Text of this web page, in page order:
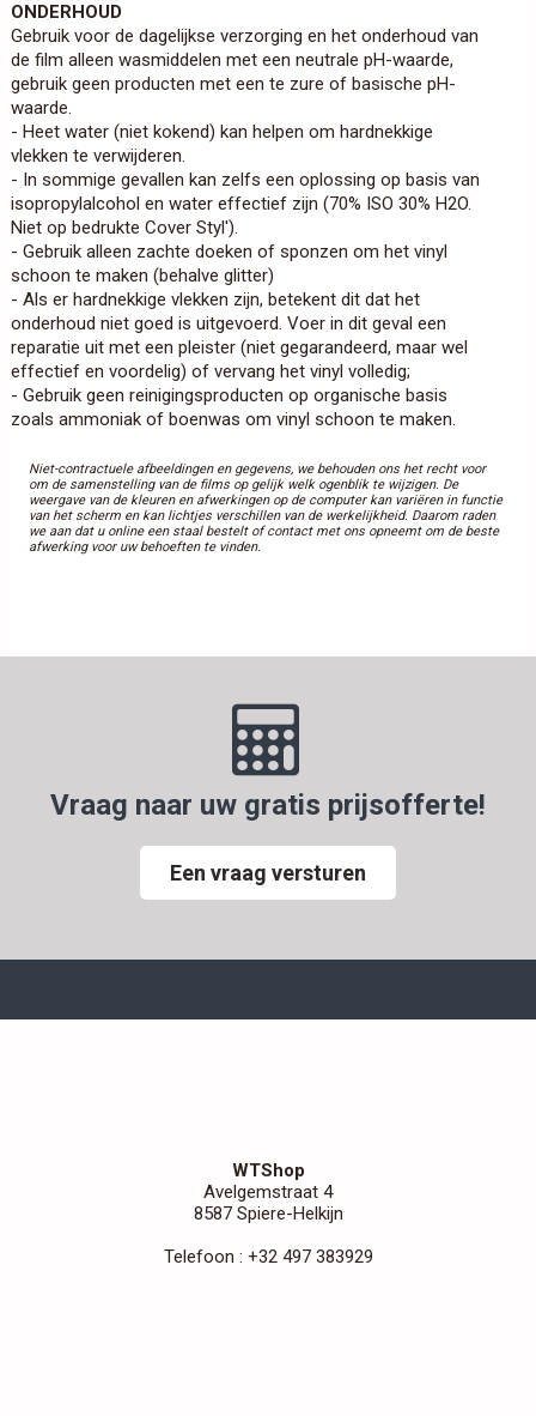
ONDERHOUD
Gebruik voor de dagelijkse verzorging en het onderhoud van
de film alleen wasmiddelen met een neutrale pH-waarde,
gebruik geen producten met een te zure of basische pH-
waarde.
- Heet water (niet kokend) kan helpen om hardnekkige
vlekken te verwijderen.
- In sommige gevallen kan zelfs een oplossing op basis van
isopropylalcohol en water effectief zijn (70% ISO 30% H2O.
Niet op bedrukte Cover Styl').
- Gebruik alleen zachte doeken of sponzen om het vinyl
schoon te maken (behalve glitter)
- Als er hardnekkige vlekken zijn, betekent dit dat het
onderhoud niet goed is uitgevoerd. Voer in dit geval een
reparatie uit met een pleister (niet gegarandeerd, maar wel
effectief en voordelig) of vervang het vinyl volledig;
- Gebruik geen reinigingsproducten op organische basis
zoals ammoniak of boenwas om vinyl schoon te maken.
Niet-contractuele afbeeldingen en gegevens, we behouden ons het recht voor
om de samenstelling van de films op gelijk welk ogenblik te wijzigen. De
weergave van de kleuren en afwerkingen op de computer kan variëren in functie
van het scherm en kan lichtjes verschillen van de werkelijkheid. Daarom raden
we aan dat u online een staal bestelt of contact met ons opneemt om de beste
afwerking voor uw behoeften te vinden.
Vraag naar uw gratis prijsofferte!
Een vraag versturen
WTShop
Avelgemstraat 4
8587 Spiere-Helkijn
Telefoon : +32 497 383929